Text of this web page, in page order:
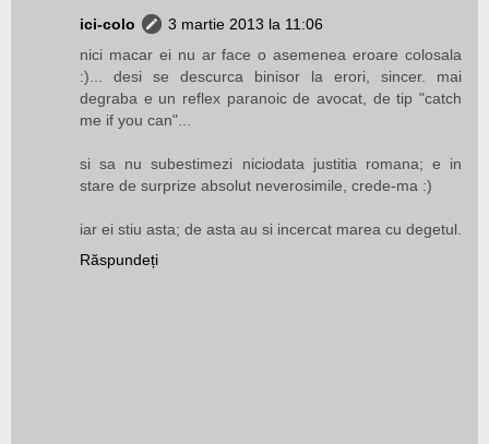
ici-colo
3 martie 2013 la 11:06
nici macar ei nu ar face o asemenea eroare colosala
:)... desi se descurca binisor la erori, sincer. mai
degraba e un reflex paranoic de avocat, de tip "catch
me if you can"...
si sa nu subestimezi niciodata justitia romana; e in
stare de surprize absolut neverosimile, crede-ma :)
iar ei stiu asta; de asta au si incercat marea cu degetul.
Răspundeți